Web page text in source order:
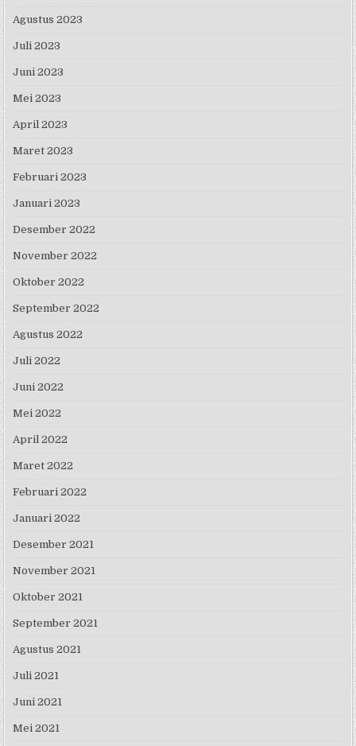
Agustus 2023
Juli 2023
Juni 2023
Mei 2023
April 2023
Maret 2023
Februari 2023
Januari 2023
Desember 2022
November 2022
Oktober 2022
September 2022
Agustus 2022
Juli 2022
Juni 2022
Mei 2022
April 2022
Maret 2022
Februari 2022
Januari 2022
Desember 2021
November 2021
Oktober 2021
September 2021
Agustus 2021
Juli 2021
Juni 2021
Mei 2021